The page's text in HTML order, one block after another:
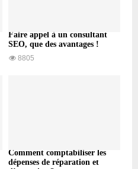
Faire appel à un consultant
SEO, que des avantages !
8805
Comment comptabiliser les
dépenses de réparation et